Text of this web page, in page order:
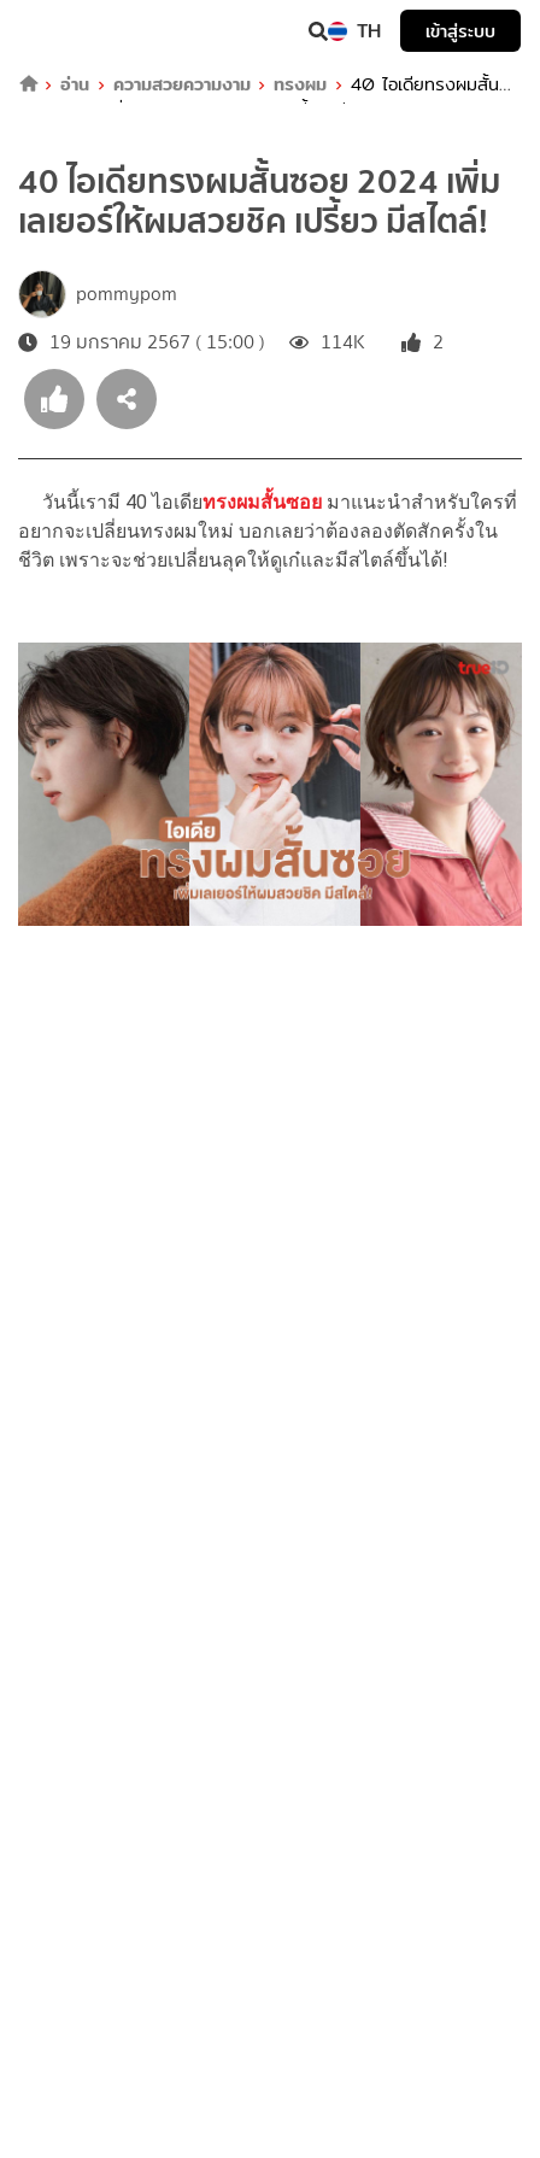
TH
เข้าสู่ระบบ
อ่าน
ความสวยความงาม ทรงผม
40 ไอเดียทรงผมสั้น
ซอย 2024 เพิ่มเลเยอร์ให้ผมสวยชิค เปรี้ยว มีสไตล์!
40 ไอเดียทรงผมสั้นซอย 2024 เพิ่ม
เลเยอร์ให้ผมสวยชิค เปรี้ยว มีสไตล์!
pommypom
19 มกราคม 2567 ( 15:00 )
114K 2
วันนี้เรามี 40 ไอเดียทรงผมสั้นซอย มาแนะนำสำหรับใครที่
อยากจะเปลี่ยนทรงผมใหม่ บอกเลยว่าต้องลองตัดสักครั้งใน
ชีวิต เพราะจะช่วยเปลี่ยนลุคให้ดูเก๋และมีสไตล์ขึ้นได้!